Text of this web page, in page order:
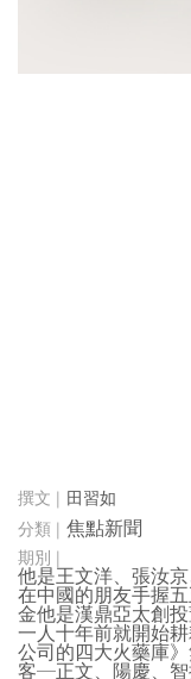
田習如
焦點新聞
他是王文洋、張汝
在中國的朋友手握
金他是漢鼎亞太創
一人十年前就開始
公司的四大火藥庫
客─正文、陽慶、